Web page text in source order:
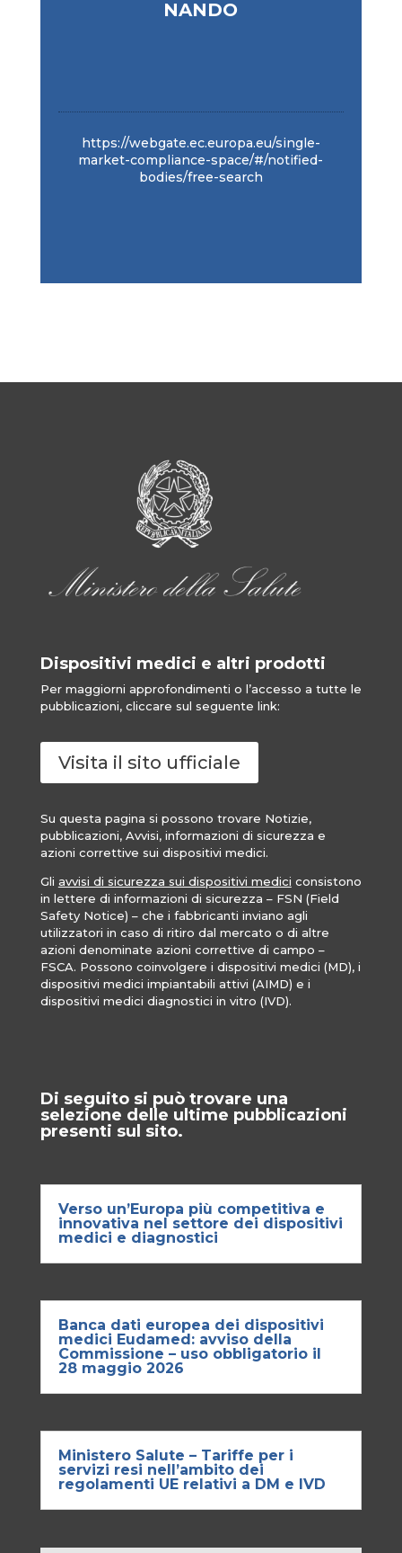
NANDO
https://webgate.ec.europa.eu/single-
market-compliance-space/#/notified-
bodies/free-search
Dispositivi medici e altri prodotti
Per maggiorni approfondimenti o l’accesso a tutte le
pubblicazioni, cliccare sul seguente link:
Visita il sito ufficiale
Su questa pagina si possono trovare Notizie,
pubblicazioni, Avvisi, informazioni di sicurezza e
azioni correttive sui dispositivi medici.
Gli avvisi di sicurezza sui dispositivi medici consistono
in lettere di informazioni di sicurezza – FSN (Field
Safety Notice) – che i fabbricanti inviano agli
utilizzatori in caso di ritiro dal mercato o di altre
azioni denominate azioni correttive di campo –
FSCA. Possono coinvolgere i dispositivi medici (MD), i
dispositivi medici impiantabili attivi (AIMD) e i
dispositivi medici diagnostici in vitro (IVD).
Di seguito si può trovare una
selezione delle ultime pubblicazioni
presenti sul sito.
Verso un’Europa più competitiva e
innovativa nel settore dei dispositivi
medici e diagnostici
Banca dati europea dei dispositivi
medici Eudamed: avviso della
Commissione – uso obbligatorio il
28 maggio 2026
Ministero Salute – Tariffe per i
servizi resi nell’ambito dei
regolamenti UE relativi a DM e IVD